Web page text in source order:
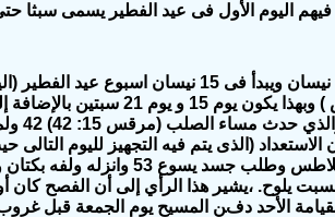
اليوم الأول فى عيد الفطير يسمى سبثا حتى
ذكرنا أن الفصح كان يوم الأربعاء 14 نيسان
يبث أى يوم مقدس أى محفل مقدس )
فيها
(الذى يتم فيه التجهيز لليوم
(لوقا 23: 52-54) 52 هذا تقدم الى
والسبت يلوح. ،يشير هذا الرأي إلى أن
(9) فى نظرية القيامة الأحد دفن المسيح يوم